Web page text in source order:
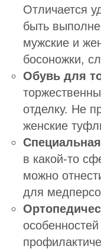
Отличается
быть
мужские и
босоножки,
Обувь для
отделку. Не
женские
в какой-то
можно
для